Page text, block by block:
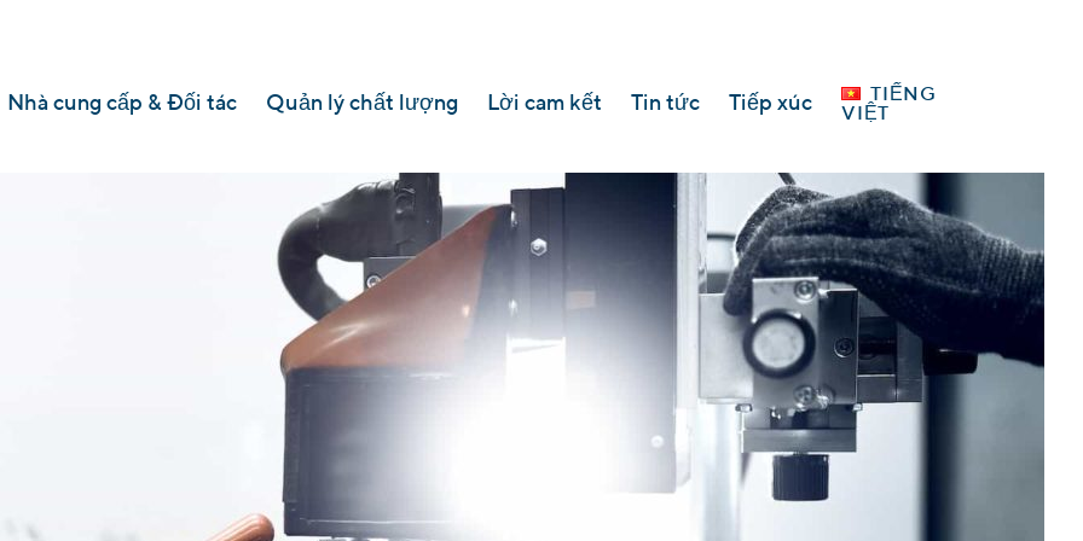
Nhà cung cấp & Đối tác Quản lý chất lượng Lời cam kết Tin tức Tiếp xúc
Languages
TIẾNG
VIỆT